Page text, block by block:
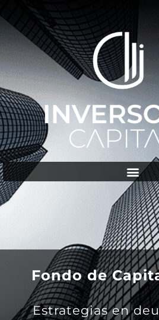
Fondo de
Estrategias en